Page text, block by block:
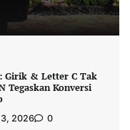
Girik & Letter C Tak
Tegaskan Konversi
2026 0